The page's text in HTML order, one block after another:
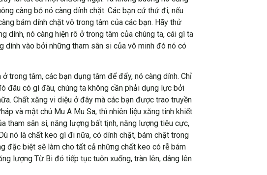
càng bỏ nó càng dính chặt. Các bạn cứ thử đi, nếu
bám dính chặt vô trong tâm của các bạn. Hãy thử
dính, nó càng hiện rõ ở trong tâm của chúng ta, cái gì ta
dính vào bởi những tham sân si của vô minh đó nó có
trong tâm, các bạn dụng tâm để đẩy, nó càng dính. Chỉ
đâu có gì đâu, chúng ta không cần phải dụng lực bởi
Chất xăng vi diệu ở đây mà các bạn được trao truyền
và mật chú Mu A Mu Sa, thì nhiên liệu xăng tinh khiết
tham sân si, năng lượng bất tịnh, năng lượng tiêu cực,
nó là chất keo gì đi nữa, có dính chặt, bám chặt trong
đặc biệt sẽ làm cho tất cả những chất keo có rễ bám
lượng Từ Bi đó tiếp tục tuôn xuống, tràn lên, dâng lên